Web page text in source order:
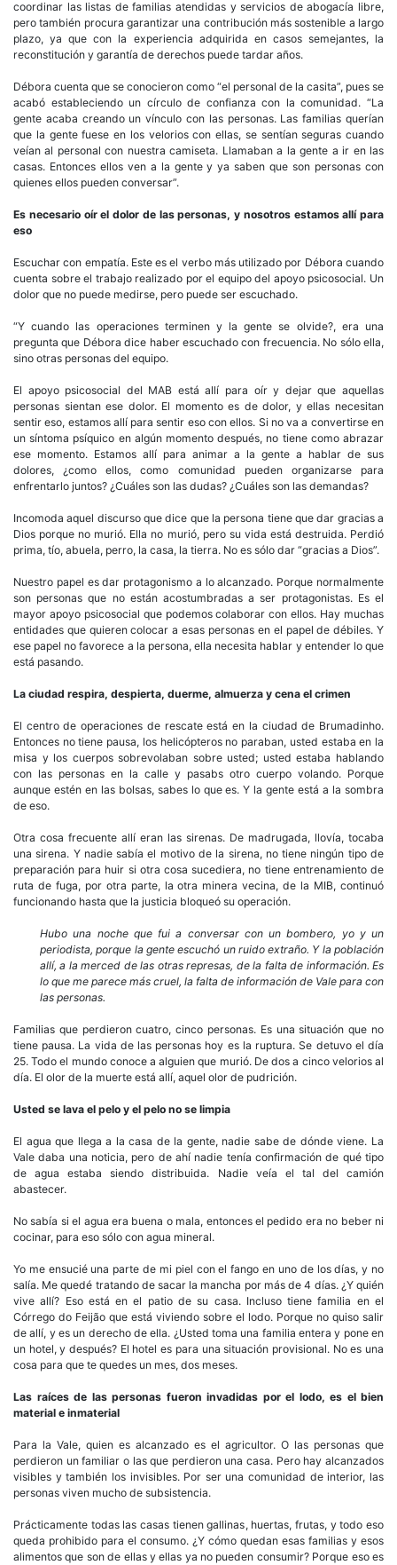
coordinar las listas de familias atendidas y servicios de abogacía libre,
pero también procura garantizar una contribución más sostenible a largo
plazo, ya que con la experiencia adquirida en casos semejantes, la
reconstitución y garantía de derechos puede tardar años.
Débora cuenta que se conocieron como “el personal de la casita”, pues se
acabó estableciendo un círculo de confianza con la comunidad. “La
gente acaba creando un vínculo con las personas. Las familias querían
que la gente fuese en los velorios con ellas, se sentían seguras cuando
veían al personal con nuestra camiseta. Llamaban a la gente a ir en las
casas. Entonces ellos ven a la gente y ya saben que son personas con
quienes ellos pueden conversar”.
Es necesario oír el dolor de las personas, y nosotros estamos allí para
eso
Escuchar con empatía. Este es el verbo más utilizado por Débora cuando
cuenta sobre el trabajo realizado por el equipo del apoyo psicosocial. Un
dolor que no puede medirse, pero puede ser escuchado.
“Y cuando las operaciones terminen y la gente se olvide?, era una
pregunta que Débora dice haber escuchado con frecuencia. No sólo ella,
sino otras personas del equipo.
El apoyo psicosocial del MAB está allí para oír y dejar que aquellas
personas sientan ese dolor. El momento es de dolor, y ellas necesitan
sentir eso, estamos allí para sentir eso con ellos. Si no va a convertirse en
un síntoma psíquico en algún momento después, no tiene como abrazar
ese momento. Estamos allí para animar a la gente a hablar de sus
dolores, ¿como ellos, como comunidad pueden organizarse para
enfrentarlo juntos? ¿Cuáles son las dudas? ¿Cuáles son las demandas?
Incomoda aquel discurso que dice que la persona tiene que dar gracias a
Dios porque no murió. Ella no murió, pero su vida está destruida. Perdió
prima, tío, abuela, perro, la casa, la tierra. No es sólo dar “gracias a Dios”.
Nuestro papel es dar protagonismo a lo alcanzado. Porque normalmente
son personas que no están acostumbradas a ser protagonistas. Es el
mayor apoyo psicosocial que podemos colaborar con ellos. Hay muchas
entidades que quieren colocar a esas personas en el papel de débiles. Y
ese papel no favorece a la persona, ella necesita hablar y entender lo que
está pasando.
La ciudad respira, despierta, duerme, almuerza y cena el crimen
El centro de operaciones de rescate está en la ciudad de Brumadinho.
Entonces no tiene pausa, los helicópteros no paraban, usted estaba en la
misa y los cuerpos sobrevolaban sobre usted; usted estaba hablando
con las personas en la calle y pasabs otro cuerpo volando. Porque
aunque estén en las bolsas, sabes lo que es. Y la gente está a la sombra
de eso.
Otra cosa frecuente allí eran las sirenas. De madrugada, llovía, tocaba
una sirena. Y nadie sabía el motivo de la sirena, no tiene ningún tipo de
preparación para huir si otra cosa sucediera, no tiene entrenamiento de
ruta de fuga, por otra parte, la otra minera vecina, de la MIB, continuó
funcionando hasta que la justicia bloqueó su operación.
Hubo una noche que fui a conversar con un bombero, yo y un
periodista, porque la gente escuchó un ruido extraño. Y la población
allí, a la merced de las otras represas, de la falta de información. Es
lo que me parece más cruel, la falta de información de Vale para con
las personas.
Familias que perdieron cuatro, cinco personas. Es una situación que no
tiene pausa. La vida de las personas hoy es la ruptura. Se detuvo el día
25. Todo el mundo conoce a alguien que murió. De dos a cinco velorios al
día. El olor de la muerte está allí, aquel olor de pudrición.
Usted se lava el pelo y el pelo no se limpia
El agua que llega a la casa de la gente, nadie sabe de dónde viene. La
Vale daba una noticia, pero de ahí nadie tenía confirmación de qué tipo
de agua estaba siendo distribuida. Nadie veía el tal del camión
abastecer.
No sabía si el agua era buena o mala, entonces el pedido era no beber ni
cocinar, para eso sólo con agua mineral.
Yo me ensucié una parte de mi piel con el fango en uno de los días, y no
salía. Me quedé tratando de sacar la mancha por más de 4 días. ¿Y quién
vive allí? Eso está en el patio de su casa. Incluso tiene familia en el
Córrego do Feijão que está viviendo sobre el lodo. Porque no quiso salir
de allí, y es un derecho de ella. ¿Usted toma una familia entera y pone en
un hotel, y después? El hotel es para una situación provisional. No es una
cosa para que te quedes un mes, dos meses.
Las raíces de las personas fueron invadidas por el lodo, es el bien
material e inmaterial
Para la Vale, quien es alcanzado es el agricultor. O las personas que
perdieron un familiar o las que perdieron una casa. Pero hay alcanzados
visibles y también los invisibles. Por ser una comunidad de interior, las
personas viven mucho de subsistencia.
Prácticamente todas las casas tienen gallinas, huertas, frutas, y todo eso
queda prohibido para el consumo. ¿Y cómo quedan esas familias y esos
alimentos que son de ellas y ellas ya no pueden consumir? Porque eso es